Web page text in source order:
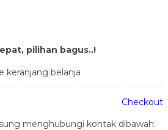
pilihan bagus..!
keranjang belanja
Checkout
menghubungi kontak dibawah: